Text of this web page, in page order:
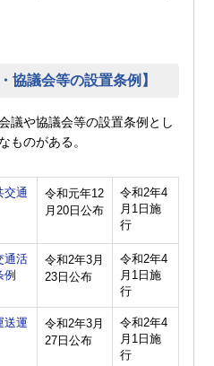
協議会等の設置条例】
や協議会等の設置条例とし
ものがある。
交通
令和元年12
月20日公布
令和2年4
月1日施
行
通活
令和2年3月
23日公布
令和2年4
月1日施
行
送運
令和2年3月
27日公布
令和2年4
月1日施
行